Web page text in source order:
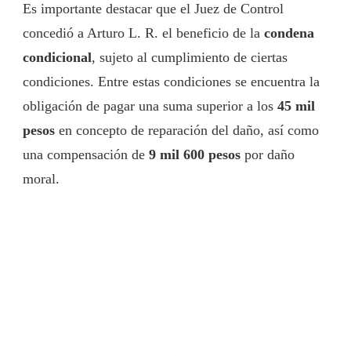
Es importante destacar que el Juez de Control
concedió a Arturo L. R. el beneficio de la condena
condicional, sujeto al cumplimiento de ciertas
condiciones. Entre estas condiciones se encuentra la
obligación de pagar una suma superior a los 45 mil
pesos en concepto de reparación del daño, así como
una compensación de 9 mil 600 pesos por daño
moral.